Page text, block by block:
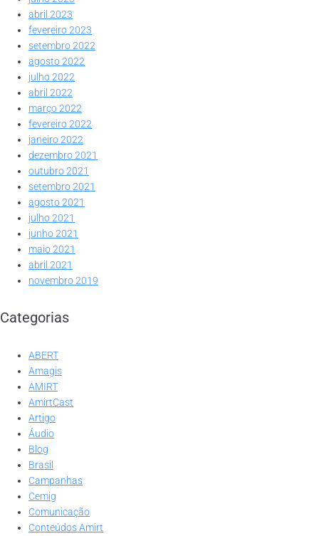
abril 2023
fevereiro 2023
setembro 2022
agosto 2022
julho 2022
abril 2022
março 2022
fevereiro 2022
janeiro 2022
dezembro 2021
outubro 2021
setembro 2021
agosto 2021
julho 2021
junho 2021
maio 2021
abril 2021
novembro 2019
Categorias
ABERT
Amagis
AMIRT
AmirtCast
Artigo
Áudio
Blog
Brasil
Campanhas
Cemig
Comunicação
Conteúdos Amirt